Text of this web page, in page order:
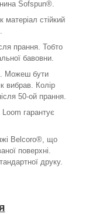
Sofspun®.
стійкий
прання. Тобто
бавовни.
Можеш бути
вибрав. Колір
50-ой прання.
гарантує
Belcoro®, що
поверхні.
друку.